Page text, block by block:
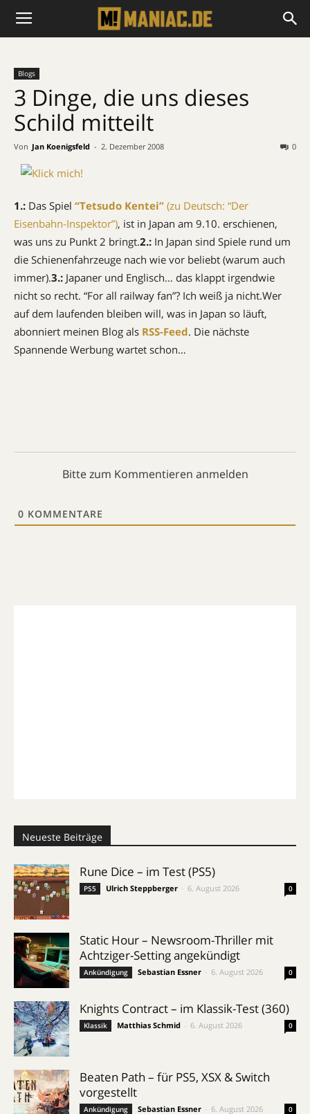
Blogs
3 Dinge, die uns dieses
Schild mitteilt
Von Jan Koenigsfeld - 2. Dezember 2008 0
1.: Das Spiel “Tetsudo Kentei” (zu Deutsch: “Der
Eisenbahn-Inspektor”), ist in Japan am 9.10. erschienen,
was uns zu Punkt 2 bringt.2.: In Japan sind Spiele rund um
die Schienenfahrzeuge nach wie vor beliebt (warum auch
immer).3.: Japaner und Englisch… das klappt irgendwie
nicht so recht. “For all railway fan”? Ich weiß ja nicht.Wer
auf dem laufenden bleiben will, was in Japan so läuft,
abonniert meinen Blog als RSS-Feed. Die nächste
Spannende Werbung wartet schon…
Bitte zum Kommentieren anmelden
0 KOMMENTARE
Neueste Beiträge
Rune Dice – im Test (PS5)
PS5 Ulrich Steppberger 6. August 2026 0
Static Hour – Newsroom-Thriller mit
Achtziger-Setting angekündigt
Ankündigung Sebastian Essner 6. August 2026 0
Knights Contract – im Klassik-Test (360)
Klassik Matthias Schmid 6. August 2026 0
Beaten Path – für PS5, XSX & Switch
vorgestellt
Ankündigung Sebastian Essner 6. August 2026 0